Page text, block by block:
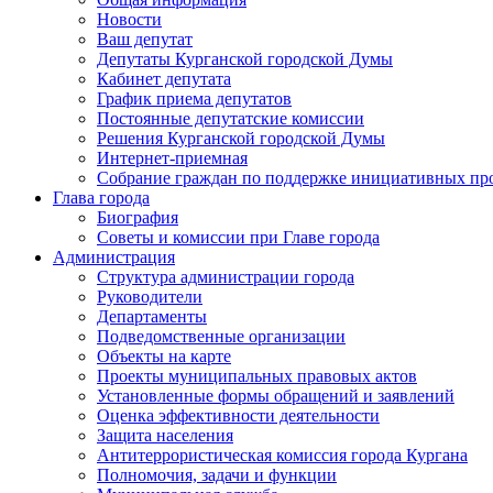
Новости
Ваш депутат
Депутаты Курганской городской Думы
Кабинет депутата
График приема депутатов
Постоянные депутатские комиссии
Решения Курганской городской Думы
Интернет-приемная
Собрание граждан по поддержке инициативных
Глава города
Биография
Советы и комиссии при Главе города
Администрация
Структура администрации города
Руководители
Департаменты
Подведомственные организации
Объекты на карте
Проекты муниципальных правовых актов
Установленные формы обращений и заявлений
Оценка эффективности деятельности
Защита населения
Антитеррористическая комиссия города Кургана
Полномочия, задачи и функции